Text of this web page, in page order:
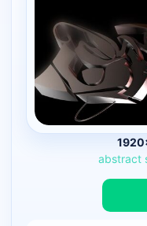
abstract